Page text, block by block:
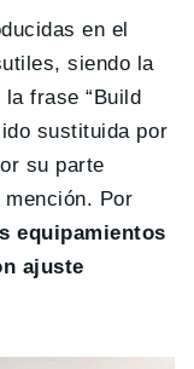
en el
siendo la
frase “Build
sustituida por
su parte
Por
equipamientos
ajuste